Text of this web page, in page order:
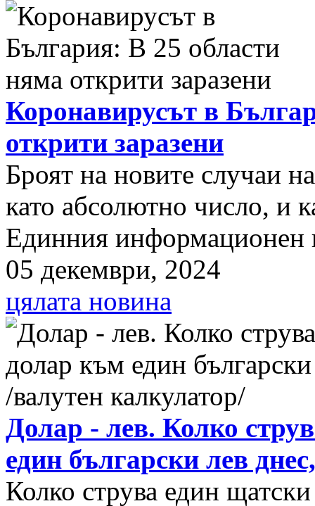
Коронавирусът в
открити заразени
Броят на новите случаи
като абсолютно число, и
Единния информационен
05 декември, 2024
цялата новина
Долар - лев. Колко
един български лев
Колко струва един